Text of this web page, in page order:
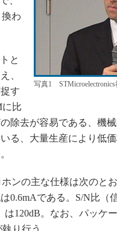
写真1 STMicroelectronics
わ
と
、
す
に比
除去が容易である、機
る、大量生産により低
ンの主な仕様は次のとお
0.6mAである。S/N比（
は120dB。なお、パッケ
り行う。